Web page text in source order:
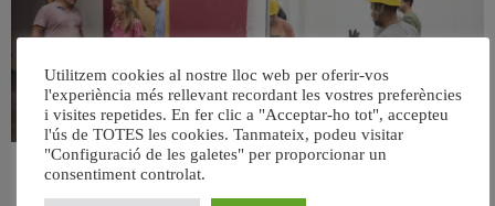
València ultima el nou centre per a persones majors del barri de Sant Antoni
Utilitzem cookies al nostre lloc web per oferir-vos
l'experiència més rellevant recordant les vostres preferències
i visites repetides. En fer clic a "Acceptar-ho tot", accepteu
l'ús de TOTES les cookies. Tanmateix, podeu visitar
"Configuració de les galetes" per proporcionar un
consentiment controlat.